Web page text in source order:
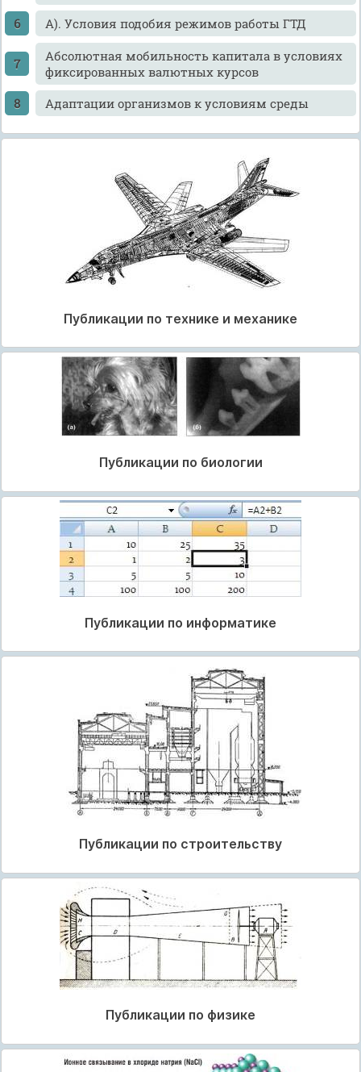
А). Условия подобия режимов работы ГТД
Абсолютная мобильность капитала в условиях
фиксированных валютных курсов
Адаптации организмов к условиям среды
Публикации по технике и механике
Публикации по биологии
Публикации по информатике
Публикации по строительству
Публикации по физике